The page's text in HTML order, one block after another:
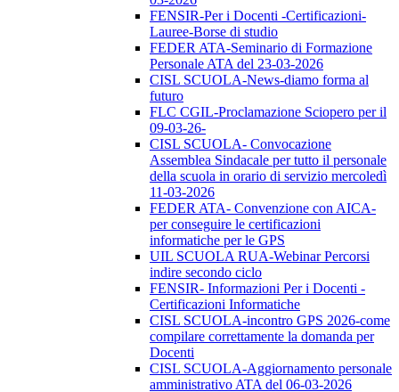
FENSIR-Per i Docenti -Certificazioni-
Lauree-Borse di studio
FEDER ATA-Seminario di Formazione
Personale ATA del 23-03-2026
CISL SCUOLA-News-diamo forma al
futuro
FLC CGIL-Proclamazione Sciopero per il
09-03-26-
CISL SCUOLA- Convocazione
Assemblea Sindacale per tutto il personale
della scuola in orario di servizio mercoledì
11-03-2026
FEDER ATA- Convenzione con AICA-
per conseguire le certificazioni
informatiche per le GPS
UIL SCUOLA RUA-Webinar Percorsi
indire secondo ciclo
FENSIR- Informazioni Per i Docenti -
Certificazioni Informatiche
CISL SCUOLA-incontro GPS 2026-come
compilare correttamente la domanda per
Docenti
CISL SCUOLA-Aggiornamento personale
amministrativo ATA del 06-03-2026